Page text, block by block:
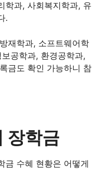
학과, 사회복지학과, 유
.
재학과, 소프트웨어학
공학과, 환경공학과,
금도 확인 가능하니 참
장학금
금 수혜 현황은 어떻게